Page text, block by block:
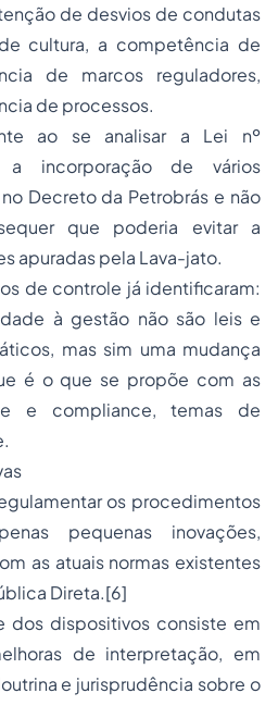
de desvios de condutas
cultura, a competência de
de marcos reguladores,
de processos.
ao se analisar a Lei nº
a incorporação de vários
Decreto da Petrobrás e não
que poderia evitar a
apuradas pela Lava-jato.
de controle já identificaram:
à gestão não são leis e
mas sim uma mudança
é o que se propõe com as
e compliance, temas de
os procedimentos
pequenas inovações,
as atuais normas existentes
Direta.[6]
dos dispositivos consiste em
de interpretação, em
e jurisprudência sobre o